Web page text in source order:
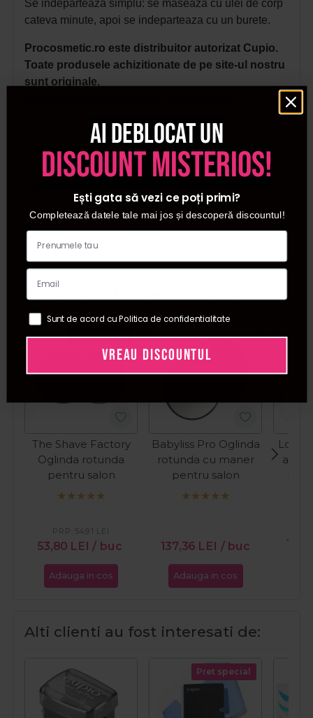
Se indeparteaza simplu: se maseaza cu ulei de corp
cateva minute, apoi se indeparteaza cu un burete.
Procosmetic.ro este distribuitor autorizat Cupio.
Toate produsele achizitionate de pe site-ul nostru
sunt originale.
Detalii
Categorii
Accesorii make-up
Brand
Cupio
Cumparate frecvent impreuna:
The Shave Factory
Oglinda rotunda
pentru salon
53,80 LEI / buc
PRP: 54,91 LEI
Adauga in cos
Babyliss Pro Oglinda
rotunda cu maner
pentru salon
137,36 LEI / buc
Adauga in cos
Long
alb
Alti clienti au fost interesati de:
Pret special
Ai deblocat un
discount misterios!
Ești gata să vezi ce poți primi?
Completează datele tale mai jos și descoperă discountul!
Sunt de acord cu Politica de confidentialitate
VREAU DISCOUNTUL